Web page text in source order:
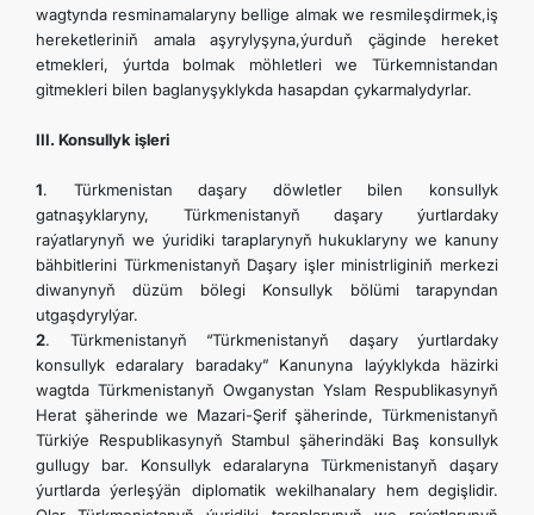
wagtynda resminamalaryny bellige almak we resmileşdirmek,iş
hereketleriniň amala aşyrylyşyna,ýurduň çäginde hereket
etmekleri, ýurtda bolmak möhletleri we Türkemnistandan
gitmekleri bilen baglanyşyklykda hasapdan çykarmalydyrlar.
III. Konsullyk işleri
1. Türkmenistan daşary döwletler bilen konsullyk
gatnaşyklaryny, Türkmenistanyň daşary ýurtlardaky
raýatlarynyň we ýuridiki taraplarynyň hukuklaryny we kanuny
bähbitlerini Türkmenistanyň Daşary işler ministrliginiň merkezi
diwanynyň düzüm bölegi Konsullyk bölümi tarapyndan
utgaşdyrylýar.
2. Türkmenistanyň “Türkmenistanyň daşary ýurtlardaky
konsullyk edaralary baradaky” Kanunyna laýyklykda häzirki
wagtda Türkmenistanyň Owganystan Yslam Respublikasynyň
Herat şäherinde we Mazari-Şerif şäherinde, Türkmenistanyň
Türkiýe Respublikasynyň Stambul şäherindäki Baş konsullyk
gullugy bar. Konsullyk edaralaryna Türkmenistanyň daşary
ýurtlarda ýerleşýän diplomatik wekilhanalary hem degişlidir.